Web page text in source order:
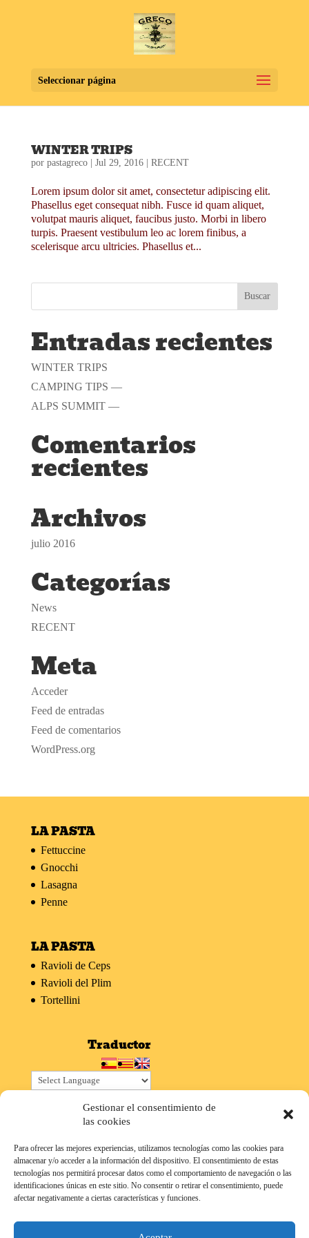
Gestionar el consentimiento de
las cookies
Para ofrecer las mejores experiencias, utilizamos tecnologías como las cookies para
almacenar y/o acceder a la información del dispositivo. El consentimiento de estas
tecnologías nos permitirá procesar datos como el comportamiento de navegación o las
identificaciones únicas en este sitio. No consentir o retirar el consentimiento, puede
afectar negativamente a ciertas características y funciones.
Seleccionar página
WINTER TRIPS
por pastagreco| Jul 29, 2016| RECENT
Lorem ipsum dolor sit amet, consectetur adipiscing elit.
Phasellus eget consequat nibh. Fusce id quam aliquet,
volutpat mauris aliquet, faucibus justo. Morbi in libero
turpis. Praesent vestibulum leo ac lorem finibus, a
scelerisque arcu ultricies. Phasellus et...
Entradas recientes
WINTER TRIPS
CAMPING TIPS —
ALPS SUMMIT —
Comentarios
recientes
Archivos
julio 2016
Categorías
News
RECENT
Meta
Acceder
Feed de entradas
Feed de comentarios
WordPress.org
LA PASTA
Fettuccine
Gnocchi
Lasagna
Penne
LA PASTA
Ravioli de Ceps
Ravioli del Plim
Tortellini
Traductor
Aviso Legal
Política de Privacidad
Política de cookies (UE)